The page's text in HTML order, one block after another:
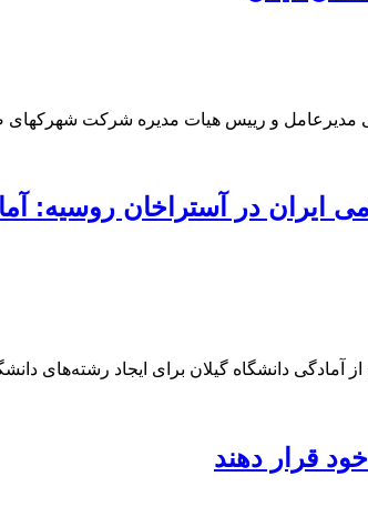
مدیرعامل و رییس هیات مدیره شرکت
در آستراخان روسیه:
دانشگاه گیلان برای ایجاد رشته‌های
قرار دهند